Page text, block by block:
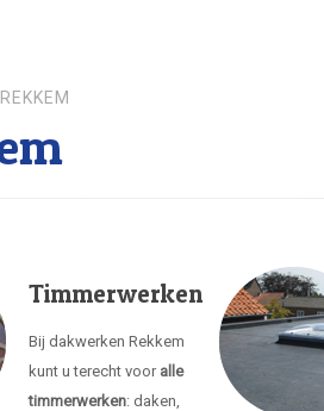
Timmerwerken
Bij dakwerken Rekkem
kunt u terecht voor alle
timmerwerken: daken,